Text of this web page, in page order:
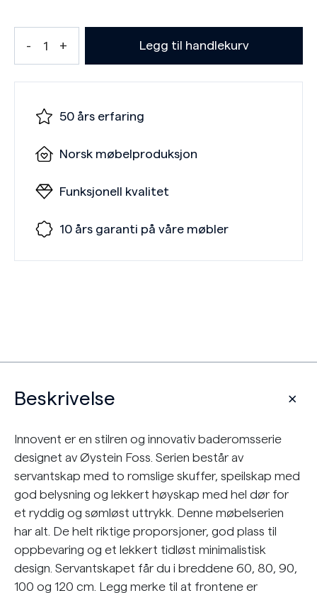
Legg til handlekurv
50 års erfaring
Norsk møbelproduksjon
Funksjonell kvalitet
10 års garanti på våre møbler
Beskrivelse
Innovent er en stilren og innovativ baderomsserie
designet av Øystein Foss. Serien består av
servantskap med to romslige skuffer, speilskap med
god belysning og lekkert høyskap med hel dør for
et ryddig og sømløst uttrykk. Denne møbelserien
har alt. De helt riktige proporsjoner, god plass til
oppbevaring og et lekkert tidløst minimalistisk
design. Servantskapet får du i breddene 60, 80, 90,
100 og 120 cm. Legg merke til at frontene er